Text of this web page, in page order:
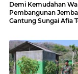
Demi Kemudahan
Pembangunan
Gantung Sungai Afia